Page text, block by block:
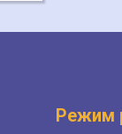
Режим